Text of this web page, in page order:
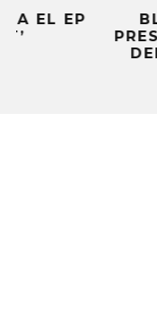
PRESENTE
DEL 10º
7